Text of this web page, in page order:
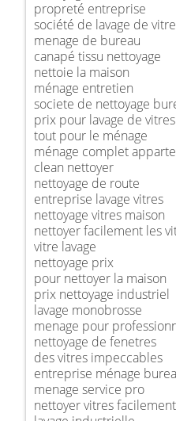
propreté entreprise
société de lavage de
menage de bureau
canapé tissu nettoyage
nettoie la maison
ménage entretien
societe de nettoyage
prix pour lavage de vitres
tout pour le ménage
ménage complet
clean nettoyer
nettoyage de route
entreprise lavage vitres
nettoyage vitres maison
nettoyer facilement les
vitre lavage
nettoyage prix
pour nettoyer la maison
prix nettoyage industriel
lavage monobrosse
menage pour
nettoyage de fenetres
des vitres impeccables
entreprise ménage
menage service pro
nettoyer vitres facilement